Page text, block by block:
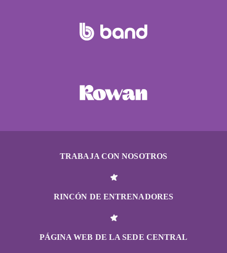
TRABAJA CON NOSOTROS
RINCÓN DE ENTRENADORES
PÁGINA WEB DE LA SEDE CENTRAL